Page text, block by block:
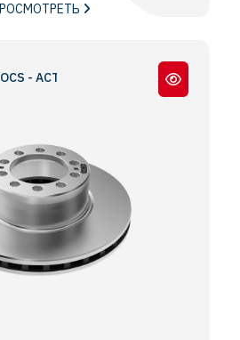
MP4 - MP5